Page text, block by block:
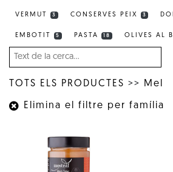
VERMUT 3 CONSERVES PEIX 3
EMBOTIT 5 PASTA 18 OLIVES AL
TOTS ELS PRODUCTES >> Mel
Elimina el filtre per família